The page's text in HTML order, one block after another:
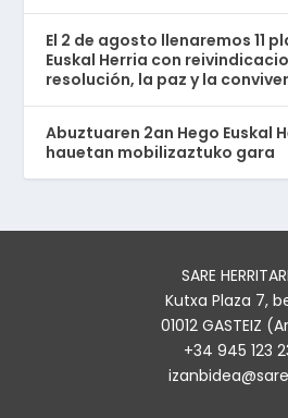
El 2 de agosto llenaremos 11
Euskal Herria con
resolución, la paz y la
Abuztuaren 2an Hego Euskal
hauetan mobilizaztuko gara
SARE
Kutxa Plaza 7,
01012 GASTEIZ
+34 945 123